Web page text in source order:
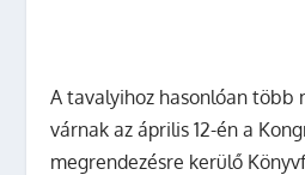
A tavalyihoz hasonlóan több
várnak az április 12-én a
megrendezésre kerülő